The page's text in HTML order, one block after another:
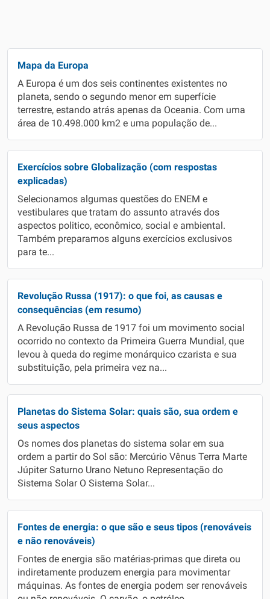
Mapa da Europa
A Europa é um dos seis continentes existentes no
planeta, sendo o segundo menor em superfície
terrestre, estando atrás apenas da Oceania. Com uma
área de 10.498.000 km2 e uma população de...
Exercícios sobre Globalização (com respostas
explicadas)
Selecionamos algumas questões do ENEM e
vestibulares que tratam do assunto através dos
aspectos politico, econômico, social e ambiental.
Também preparamos alguns exercícios exclusivos
para te...
Revolução Russa (1917): o que foi, as causas e
consequências (em resumo)
A Revolução Russa de 1917 foi um movimento social
ocorrido no contexto da Primeira Guerra Mundial, que
levou à queda do regime monárquico czarista e sua
substituição, pela primeira vez na...
Planetas do Sistema Solar: quais são, sua ordem e
seus aspectos
Os nomes dos planetas do sistema solar em sua
ordem a partir do Sol são: Mercúrio Vênus Terra Marte
Júpiter Saturno Urano Netuno Representação do
Sistema Solar O Sistema Solar...
Fontes de energia: o que são e seus tipos (renováveis
e não renováveis)
Fontes de energia são matérias-primas que direta ou
indiretamente produzem energia para movimentar
máquinas. As fontes de energia podem ser renováveis